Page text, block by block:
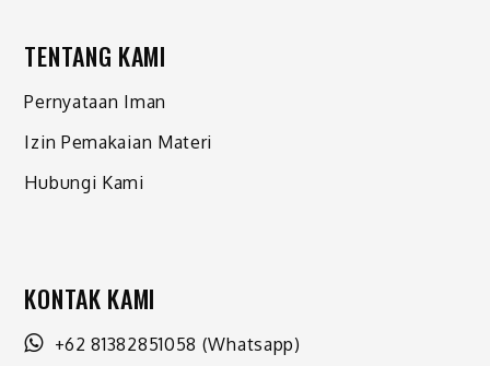
TENTANG KAMI
Pernyataan Iman
Izin Pemakaian Materi
Hubungi Kami
KONTAK KAMI
+62 81382851058 (Whatsapp)